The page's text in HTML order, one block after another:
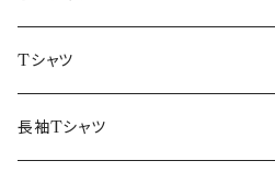
50/XL～
48/L
50/XL～
46/M
48/L
～44/S
46/M
Tシャツ
～44/S
長袖Tシャツ